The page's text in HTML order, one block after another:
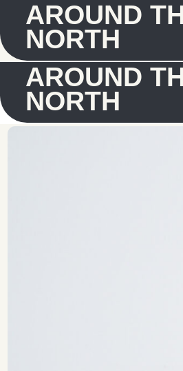
AROUND THE
NORTH
AROUND THE
NORTH